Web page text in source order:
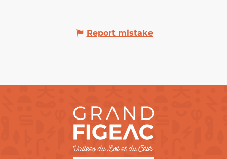
Report mistake